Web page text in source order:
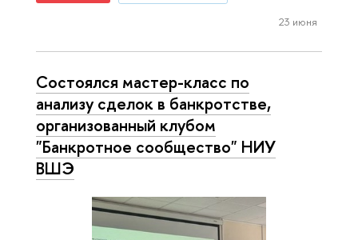
23 июня
Состоялся мастер-класс по
анализу сделок в банкротстве,
организованный клубом
"Банкротное сообщество" НИУ
ВШЭ